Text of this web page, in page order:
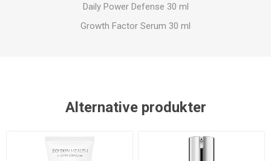
Daily Power Defense 30 ml
Growth Factor Serum 30 ml
Alternative produkter